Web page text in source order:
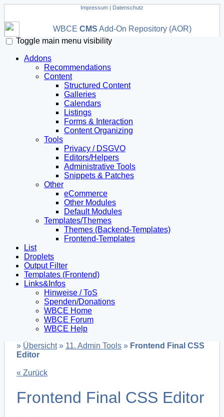
Impressum | Datenschutz
WBCE CMS Add-On Repository (AOR)
Toggle main menu visibility
Addons
Recommendations
Content
Structured Content
Galleries
Calendars
Listings
Forms & Interaction
Content Organizing
Tools
Privacy / DSGVO
Editors/Helpers
Administrative Tools
Snippets & Patches
Other
eCommerce
Other Modules
Default Modules
Templates/Themes
Themes (Backend-Templates)
Frontend-Templates
List
Droplets
Output Filter
Templates (Frontend)
Links&Infos
Hinweise / ToS
Spenden/Donations
WBCE Home
WBCE Forum
WBCE Help
» Übersicht» 11. Admin Tools» Frontend Final CSS
Editor
« Zurück
Frontend Final CSS Editor